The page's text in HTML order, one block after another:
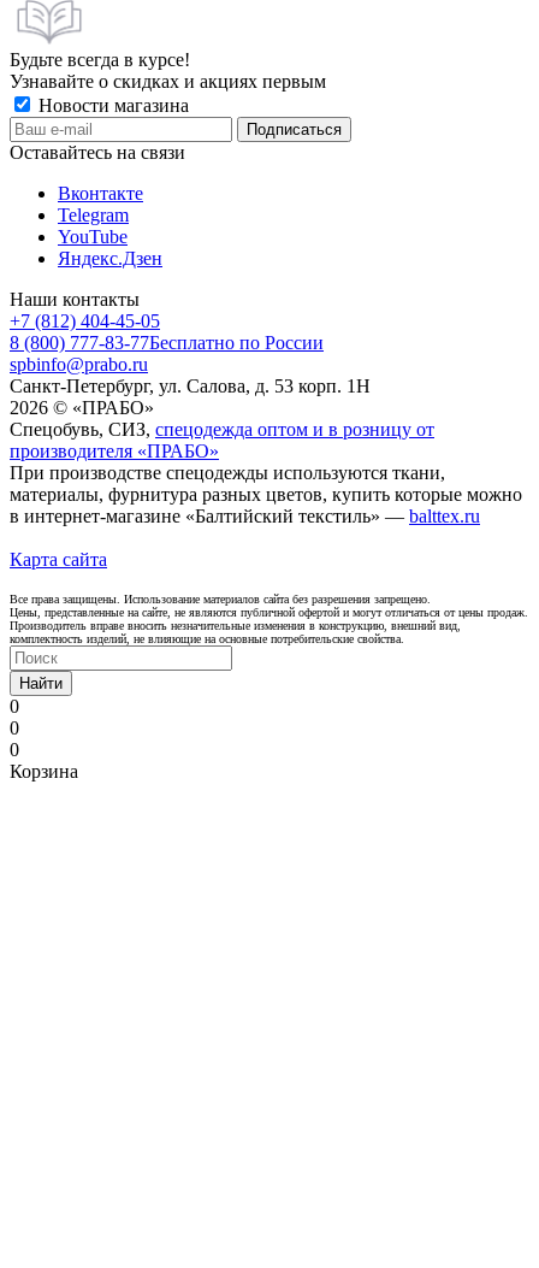
Будьте всегда в курсе!
Узнавайте о скидках и акциях первым
Новости магазина
Оставайтесь на связи
Вконтакте
Telegram
YouTube
Яндекс.Дзен
Наши контакты
+7 (812) 404-45-05
8 (800) 777-83-77Бесплатно по России
spbinfo@prabo.ru
Санкт-Петербург, ул. Салова, д. 53 корп. 1Н
2026 © «ПРАБО»
Спецобувь, СИЗ, спецодежда оптом и в розницу от
производителя «ПРАБО»
При производстве спецодежды используются ткани,
материалы, фурнитура разных цветов, купить которые можно
в интернет-магазине «Балтийский текстиль» — balttex.ru
Карта сайта
Все права защищены. Использование материалов сайта без разрешения запрещено.
Цены, представленные на сайте, не являются публичной офертой и могут отличаться от цены продаж.
Производитель вправе вносить незначительные изменения в конструкцию, внешний вид,
комплектность изделий, не влияющие на основные потребительские свойства.
Найти
0
0
0
Корзина